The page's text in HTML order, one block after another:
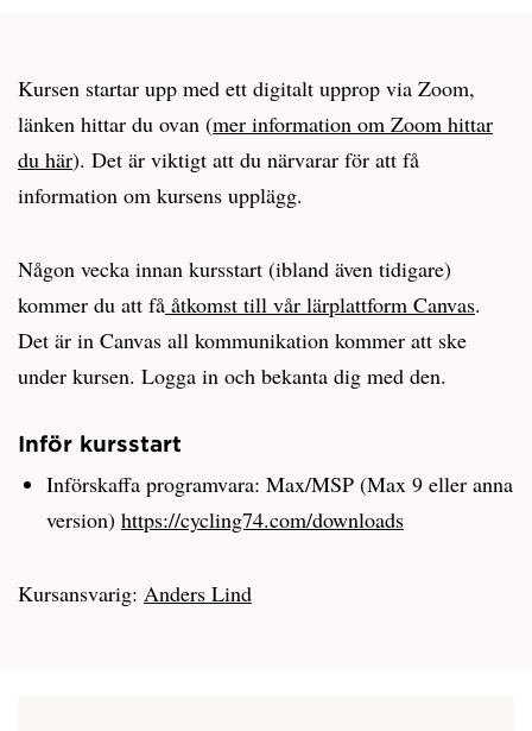
Kursen startar upp med ett digitalt upprop via Zoom,
länken hittar du ovan (mer information om Zoom hittar
du här). Det är viktigt att du närvarar för att få
information om kursens upplägg.
Någon vecka innan kursstart (ibland även tidigare)
kommer du att få åtkomst till vår lärplattform Canvas.
Det är in Canvas all kommunikation kommer att ske
under kursen. Logga in och bekanta dig med den.
Inför kursstart
Införskaffa programvara: Max/MSP (Max 9 eller anna
version) https://cycling74.com/downloads
Kursansvarig: Anders Lind